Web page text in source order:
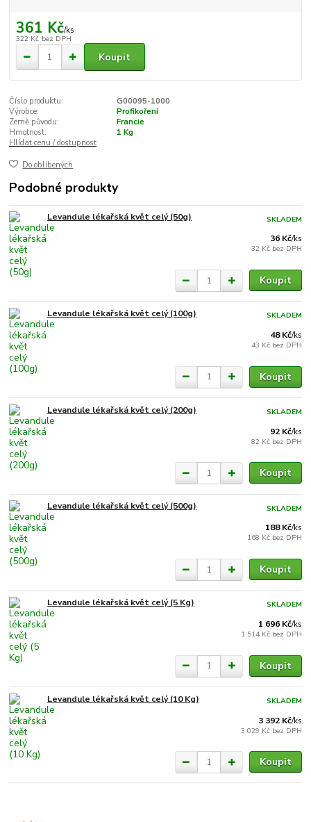
361 Kč/ks
322 Kč bez DPH
Koupit
Číslo produktu:
G00095-1000
Výrobce:
Profikoření
Země původu:
Francie
Hmotnost:
1 Kg
Hlídat cenu / dostupnost
Do oblíbených
Podobné produkty
Levandule lékařská květ celý (50g)
36 Kč/ks
32 Kč bez DPH
SKLADEM
Koupit
Levandule lékařská květ celý (100g)
48 Kč/ks
43 Kč bez DPH
SKLADEM
Koupit
Levandule lékařská květ celý (200g)
92 Kč/ks
82 Kč bez DPH
SKLADEM
Koupit
Levandule lékařská květ celý (500g)
188 Kč/ks
168 Kč bez DPH
SKLADEM
Koupit
Levandule lékařská květ celý (5 Kg)
1 696 Kč/ks
1 514 Kč bez DPH
SKLADEM
Koupit
Levandule lékařská květ celý (10 Kg)
3 392 Kč/ks
3 029 Kč bez DPH
SKLADEM
Koupit